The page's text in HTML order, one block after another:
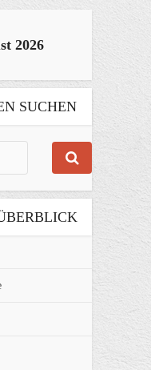
2026
SUCHEN